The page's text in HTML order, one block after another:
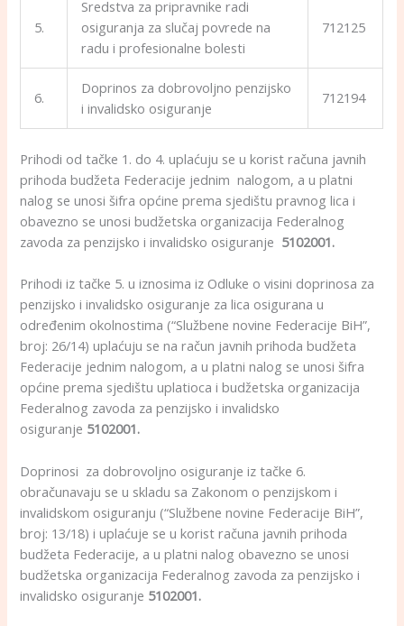
5.
Sredstva za pripravnike radi
osiguranja za slučaj povrede na
radu i profesionalne bolesti
712125
6.
Doprinos za dobrovoljno penzijsko
i invalidsko osiguranje
712194
Prihodi od tačke 1. do 4. uplaćuju se u korist računa javnih
prihoda budžeta Federacije jednim nalogom, a u platni
nalog se unosi šifra općine prema sjedištu pravnog lica i
obavezno se unosi budžetska organizacija Federalnog
zavoda za penzijsko i invalidsko osiguranje 5102001.
Prihodi iz tačke 5. u iznosima iz Odluke o visini doprinosa za
penzijsko i invalidsko osiguranje za lica osigurana u
određenim okolnostima (“Službene novine Federacije BiH”,
broj: 26/14) uplaćuju se na račun javnih prihoda budžeta
Federacije jednim nalogom, a u platni nalog se unosi šifra
općine prema sjedištu uplatioca i budžetska organizacija
Federalnog zavoda za penzijsko i invalidsko
osiguranje 5102001.
Doprinosi za dobrovoljno osiguranje iz tačke 6.
obračunavaju se u skladu sa Zakonom o penzijskom i
invalidskom osiguranju (“Službene novine Federacije BiH”,
broj: 13/18) i uplaćuje se u korist računa javnih prihoda
budžeta Federacije, a u platni nalog obavezno se unosi
budžetska organizacija Federalnog zavoda za penzijsko i
invalidsko osiguranje 5102001.